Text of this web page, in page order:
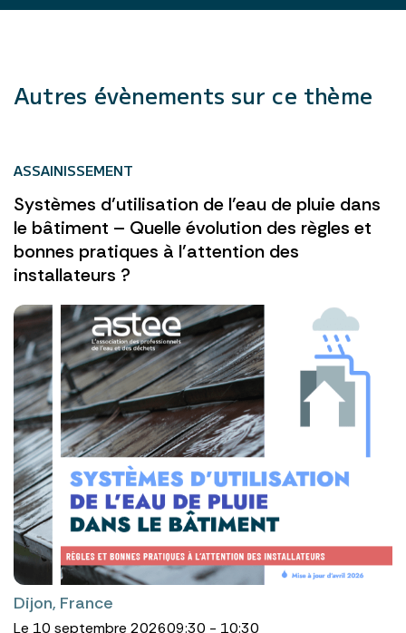
Autres évènements sur ce thème
ASSAINISSEMENT
Systèmes d’utilisation de l’eau de pluie dans
le bâtiment – Quelle évolution des règles et
bonnes pratiques à l’attention des
installateurs ?
Dijon, France
Le 10 septembre 202609:30 - 10:30